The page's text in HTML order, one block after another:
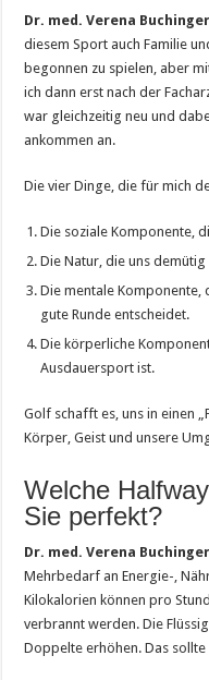
Dr. med. Verena
diesem Sport auch Familie
begonnen zu spielen, aber
ich dann erst nach der
war gleichzeitig neu und
ankommen an.
Die vier Dinge, die für mich
Die soziale Komponente,
Die Natur, die uns
Die mentale Komponente,
gute Runde entscheidet.
Die körperliche
Ausdauersport ist.
Golf schafft es, uns in einen
Körper, Geist und unsere
Welche
Sie perfekt?
Dr. med. Verena
Mehrbedarf an Energie-,
Kilokalorien können pro
verbrannt werden. Die
Doppelte erhöhen. Das